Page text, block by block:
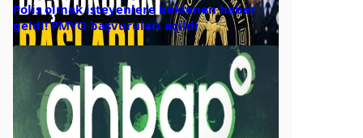
Polis olmak isteyenlere beklenen haber
geldi! PMYO başvuruları açıldı